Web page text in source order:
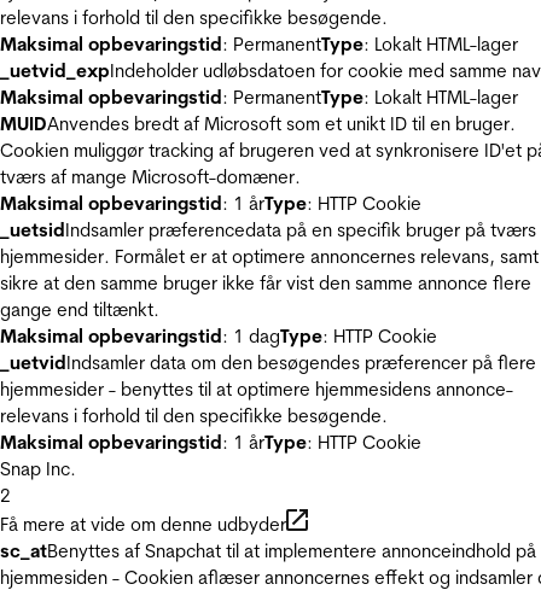
relevans i forhold til den specifikke besøgende.
Maksimal opbevaringstid: PermanentType: Lokalt HTML-lager
_uetvid_expIndeholder udløbsdatoen for cookie med samme
Maksimal opbevaringstid: PermanentType: Lokalt HTML-lager
MUIDAnvendes bredt af Microsoft som et unikt ID til en bruger.
Cookien muliggør tracking af brugeren ved at synkronisere ID'et
tværs af mange Microsoft-domæner.
Maksimal opbevaringstid: 1 årType: HTTP Cookie
_uetsidIndsamler præferencedata på en specifik bruger på tværs
hjemmesider. Formålet er at optimere annoncernes relevans, samt
sikre at den samme bruger ikke får vist den samme annonce flere
gange end tiltænkt.
Maksimal opbevaringstid: 1 dagType: HTTP Cookie
_uetvidIndsamler data om den besøgendes præferencer på flere
hjemmesider - benyttes til at optimere hjemmesidens annonce-
relevans i forhold til den specifikke besøgende.
Maksimal opbevaringstid: 1 årType: HTTP Cookie
Snap Inc.
2
Få mere at vide om denne udbyder
sc_atBenyttes af Snapchat til at implementere annonceindhold på
hjemmesiden - Cookien aflæser annoncernes effekt og indsamler